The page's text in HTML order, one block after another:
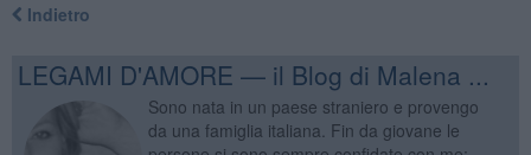
Indietro
LEGAMI D'AMORE — il Blog di Malena ...
Sono nata in un paese straniero e provengo
da una famiglia italiana. Fin da giovane le